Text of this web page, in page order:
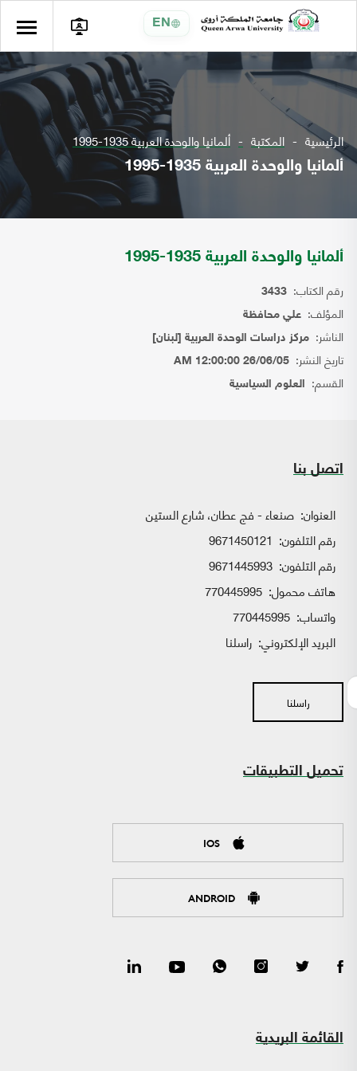
EN
الرئيسية المكتبة ألمانيا والوحدة العربية 1935-1995
ألمانيا والوحدة العربية 1935-1995
ألمانيا والوحدة العربية 1935-1995
رقم الكتاب: 3433
المؤلف: علي محافظة
الناشر: مركز دراسات الوحدة العربية [لبنان]
تاريخ النشر: 26/06/05 12:00:00 AM
القسم: العلوم السياسية
اتصل بنا
العنوان: صنعاء - فج عطان، شارع الستين
رقم التلفون: 9671450121
رقم التلفون: 9671445993
هاتف محمول: 770445995
واتساب:
البريد الإلكتروني: راسلنا
راسلنا
تحميل التطبيقات
IOS
ANDROID
القائمة البريدية